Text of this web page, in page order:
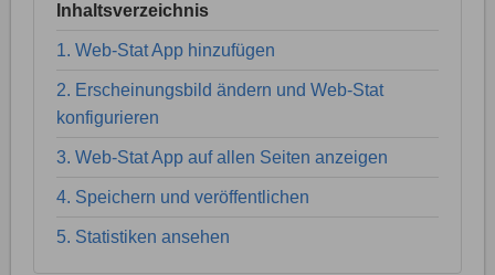
Inhaltsverzeichnis
1. Web-Stat App hinzufügen
2. Erscheinungsbild ändern und Web-Stat
konfigurieren
3. Web-Stat App auf allen Seiten anzeigen
4. Speichern und veröffentlichen
5. Statistiken ansehen